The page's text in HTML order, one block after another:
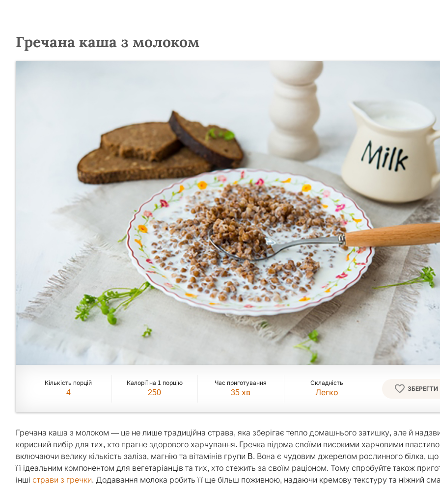
Гречана каша з молоком
Кількість порцій
4
Калорії на 1 порцію
250
Час приготування
35 хв
Складність
Легко ЗБЕРЕГТИ
Гречана каша з молоком — це не лише традиційна страва, яка зберігає тепло домашнього затишку, але й
корисний вибір для тих, хто прагне здорового харчування. Гречка відома своїми високими харчовими
включаючи велику кількість заліза, магнію та вітамінів групи B. Вона є чудовим джерелом рослинного білка,
її ідеальним компонентом для вегетаріанців та тих, хто стежить за своїм раціоном. Тому спробуйте також
інші страви з гречки. Додавання молока робить її ще більш поживною, надаючи кремову текстуру та ніжний